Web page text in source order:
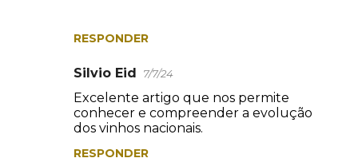
RESPONDER
Silvio Eid 7/7/24
Excelente artigo que nos permite
conhecer e compreender a evolução
dos vinhos nacionais.
RESPONDER